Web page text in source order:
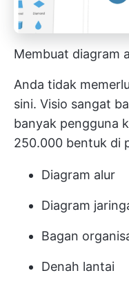
Membuat diagram
Anda tidak
sini. Visio sangat
banyak pengguna
250.000 bentuk di
Diagram alur
Diagram
Bagan
Denah lantai